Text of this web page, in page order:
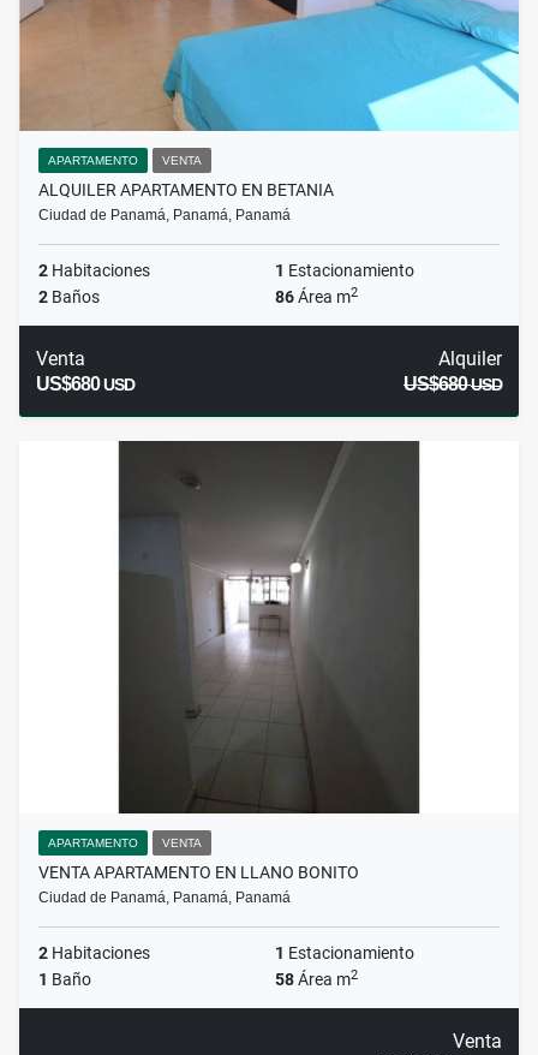
APARTAMENTO VENTA
ALQUILER APARTAMENTO EN BETANIA
Ciudad de Panamá, Panamá, Panamá
2 Habitaciones 1 Estacionamiento
2 Baños 86Área m2
Venta
US$680USD
Alquiler
US$680USD
APARTAMENTO VENTA
VENTA APARTAMENTO EN LLANO BONITO
Ciudad de Panamá, Panamá, Panamá
2 Habitaciones 1 Estacionamiento
1 Baño 58Área m2
Venta